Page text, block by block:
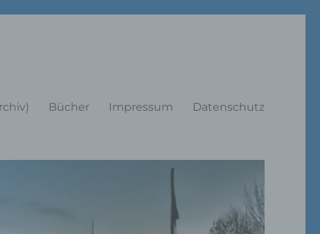
Bücher Impressum Datenschutz